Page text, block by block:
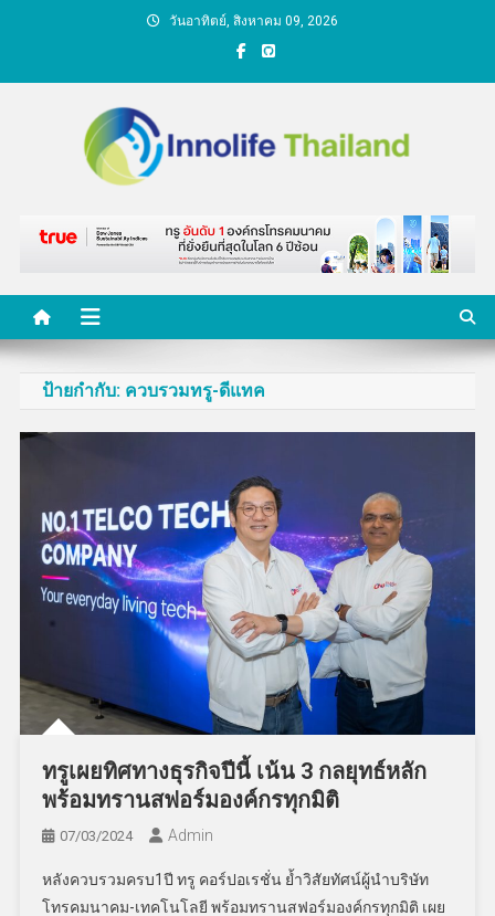
วันอาทิตย์, สิงหาคม 09, 2026
คนกับความคิด ชีวิตกับ
นวัตกรรม
ป้ายกำกับ: ควบรวมทรู-ดีแทค
ทรูเผยทิศทางธุรกิจปีนี้ เน้น 3 กลยุทธ์หลัก
พร้อมทรานสฟอร์มองค์กรทุกมิติ
07/03/2024 Admin
หลังควบรวมครบ1ปี ทรู คอร์ปอเรชั่น ย้ำวิสัยทัศน์ผู้นำบริษัท
โทรคมนาคม-เทคโนโลยี พร้อมทรานสฟอร์มองค์กรทุกมิติ เผย